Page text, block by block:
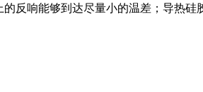
反响能够到达尽量小的温差；导热